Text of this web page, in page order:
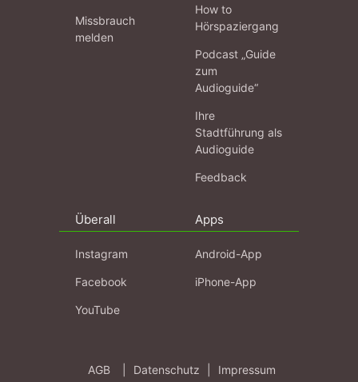
Missbrauch
melden
How to
Hörspaziergang
Podcast „Guide
zum
Audioguide“
Ihre
Stadtführung als
Audioguide
Feedback
Überall
Instagram
Facebook
YouTube
Apps
Android-App
iPhone-App
AGB Datenschutz Impressum